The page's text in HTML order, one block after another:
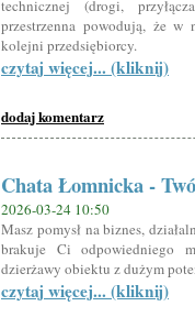
technicznej (drogi,
przestrzenna powodują, że w
kolejni przedsiębiorcy.
czytaj więcej... (kliknij)
dodaj komentarz
Chata Łomnicka -
2026-03-24 10:50
Masz pomysł na biznes,
brakuje Ci odpowiedniego
dzierżawy obiektu z dużym
czytaj więcej... (kliknij)